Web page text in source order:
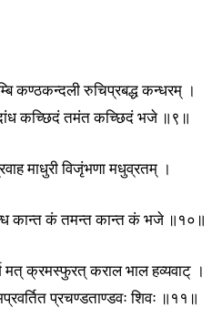
कण्ठकन्दली रुचिप्रबद्ध कन्धरम् ।
कच्छिदं तमंत कच्छिदं भजे ॥९॥
माधुरी विजृंभणा मधुव्रतम् ।
कान्त कं तमन्त कान्त कं भजे ॥१०॥
मत् क्रमस्फुरत् कराल भाल हव्यवाट् ।
प्रचण्डताण्डवः शिवः ॥११॥